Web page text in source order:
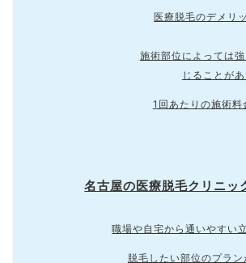
医療脱毛のデメリ
施術部位によっては
じることがあ
1回あたりの施術料
名古屋の医療脱毛クリニッ
職場や自宅から通いやすい
脱毛したい部位のプラン